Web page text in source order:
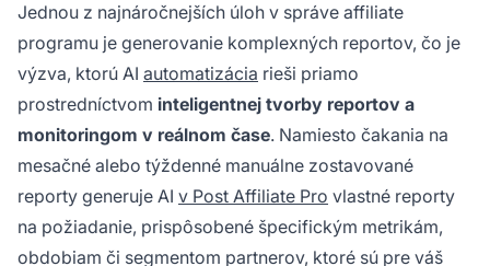
Jednou z najnáročnejších úloh v správe affiliate
programu je generovanie komplexných reportov, čo je
výzva, ktorú AI automatizácia rieši priamo
prostredníctvom inteligentnej tvorby reportov a
monitoringom v reálnom čase. Namiesto čakania na
mesačné alebo týždenné manuálne zostavované
reporty generuje AI v Post Affiliate Pro vlastné reporty
na požiadanie, prispôsobené špecifickým metrikám,
obdobiam či segmentom partnerov, ktoré sú pre váš